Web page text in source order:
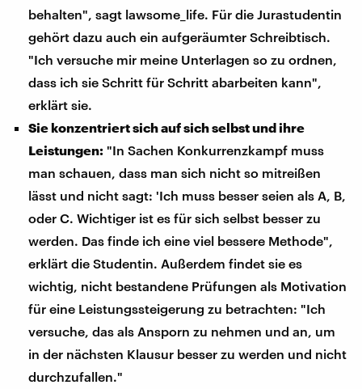
behalten", sagt lawsome_life. Für die Jurastudentin
gehört dazu auch ein aufgeräumter Schreibtisch.
"Ich versuche mir meine Unterlagen so zu ordnen,
dass ich sie Schritt für Schritt abarbeiten kann",
erklärt sie.
Sie konzentriert sich auf sich selbst und ihre
Leistungen: "In Sachen Konkurrenzkampf muss
man schauen, dass man sich nicht so mitreißen
lässt und nicht sagt: 'Ich muss besser seien als A, B,
oder C. Wichtiger ist es für sich selbst besser zu
werden. Das finde ich eine viel bessere Methode",
erklärt die Studentin. Außerdem findet sie es
wichtig, nicht bestandene Prüfungen als Motivation
für eine Leistungssteigerung zu betrachten: "Ich
versuche, das als Ansporn zu nehmen und an, um
in der nächsten Klausur besser zu werden und nicht
durchzufallen."